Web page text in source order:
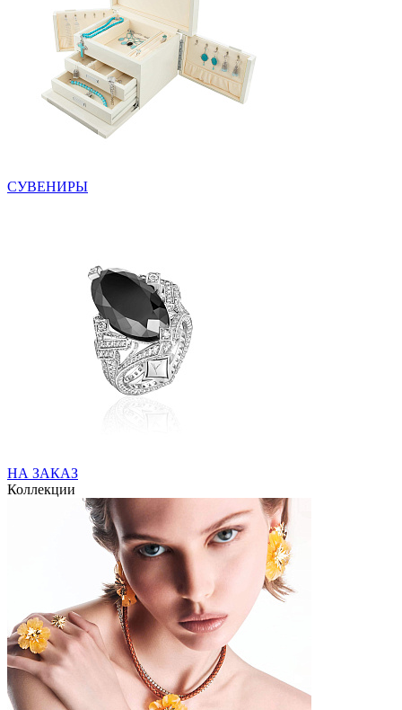
СУВЕНИРЫ
НА ЗАКАЗ
Коллекции